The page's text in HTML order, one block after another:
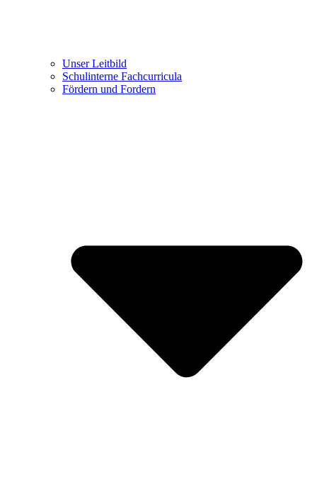
Unser Leitbild
Schulinterne Fachcurricula
Fördern und Fordern